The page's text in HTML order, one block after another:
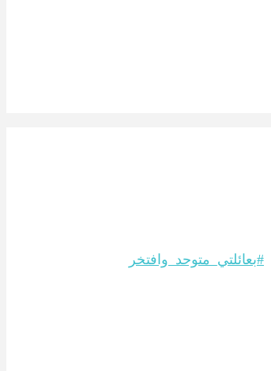
#بعائلتي_متوحد_وافتخر